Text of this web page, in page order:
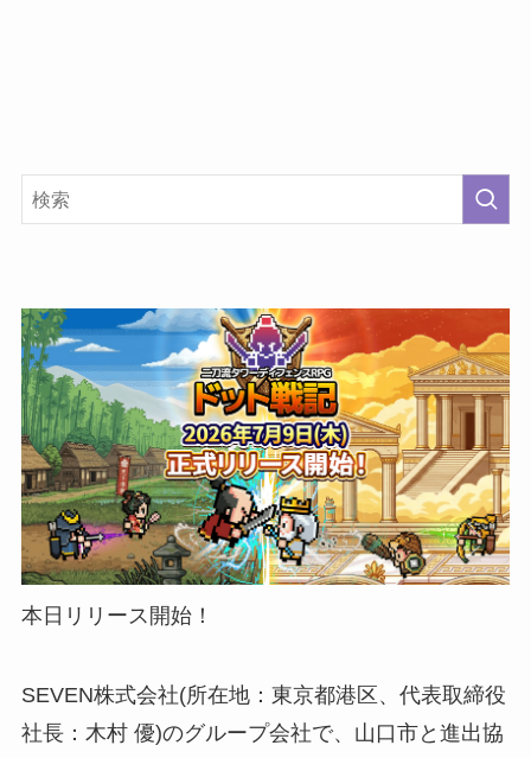
本日リリース開始！
SEVEN株式会社(所在地：東京都港区、代表取締役
社長：木村 優)のグループ会社で、山口市と進出協